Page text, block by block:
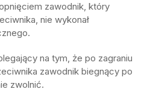
zawodnik, który
nie wykonał
na tym, że po zagraniu
zawodnik biegnący po
zwolnić.